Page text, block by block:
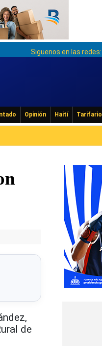
Siguenos en las redes:
Opinión Haití Tarifario
de